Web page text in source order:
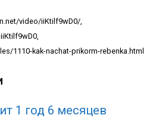
video/iiKtilf9wD0/,
1110-kak-nachat-prikorm-rebenka.html
1 год 6 месяцев